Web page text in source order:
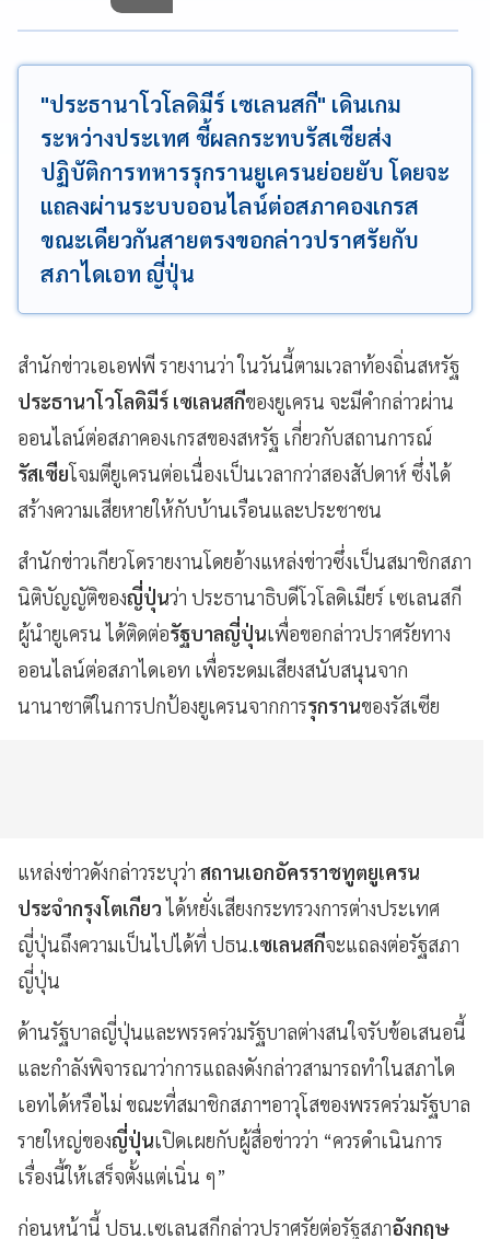
"ประธานาโวโลดิมีร์ เซเลนสกี" เดินเกม
ระหว่างประเทศ ชี้ผลกระทบรัสเซียส่ง
ปฏิบัติการทหารรุกรานยูเครนย่อยยับ โดยจะ
แถลงผ่านระบบออนไลน์ต่อสภาคองเกรส
ขณะเดียวกันสายตรงขอกล่าวปราศรัยกับ
สภาไดเอท ญี่ปุ่น
สำนักข่าวเอเอฟพี รายงานว่า ในวันนี้ตามเวลาท้องถิ่นสหรัฐ
ประธานาโวโลดิมีร์ เซเลนสกีของยูเครน จะมีคำกล่าวผ่าน
ออนไลน์ต่อสภาคองเกรสของสหรัฐ เกี่ยวกับสถานการณ์
รัสเซียโจมตียูเครนต่อเนื่องเป็นเวลากว่าสองสัปดาห์ ซึ่งได้
สร้างความเสียหายให้กับบ้านเรือนและประชาชน
สำนักข่าวเกียวโดรายงานโดยอ้างแหล่งข่าวซึ่งเป็นสมาชิกสภา
นิติบัญญัติของญี่ปุ่นว่า ประธานาธิบดีโวโลดิเมียร์ เซเลนสกี
ผู้นำยูเครน ได้ติดต่อรัฐบาลญี่ปุ่นเพื่อขอกล่าวปราศรัยทาง
ออนไลน์ต่อสภาไดเอท เพื่อระดมเสียงสนับสนุนจาก
นานาชาติในการปกป้องยูเครนจากการรุกรานของรัสเซีย
แหล่งข่าวดังกล่าวระบุว่า สถานเอกอัครราชทูตยูเครน
ประจำกรุงโตเกียวได้หยั่งเสียงกระทรวงการต่างประเทศ
ญี่ปุ่นถึงความเป็นไปได้ที่ ปธน.เซเลนสกีจะแถลงต่อรัฐสภา
ญี่ปุ่น
ด้านรัฐบาลญี่ปุ่นและพรรคร่วมรัฐบาลต่างสนใจรับข้อเสนอนี้
และกำลังพิจารณาว่าการแถลงดังกล่าวสามารถทำในสภาได
เอทได้หรือไม่ ขณะที่สมาชิกสภาฯอาวุโสของพรรคร่วมรัฐบาล
รายใหญ่ของญี่ปุ่นเปิดเผยกับผู้สื่อข่าวว่า “ควรดำเนินการ
เรื่องนี้ให้เสร็จตั้งแต่เนิ่น ๆ”
ก่อนหน้านี้ ปธน.เซเลนสกีกล่าวปราศรัยต่อรัฐสภาอังกฤษ